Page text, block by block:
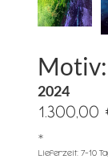
2024
1.300,00
*
Lieferzeit: 7-10